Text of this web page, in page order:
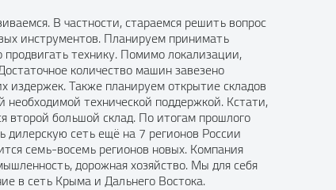
В частности, стараемся решить вопрос
инструментов. Планируем принимать
технику. Помимо локализации,
количество машин завезено
издержек. Также планируем открытие складов
технической поддержкой. Кстати,
второй большой склад. По итогам прошлого
сеть ещё на 7 регионов России
семь-восемь регионов новых. Компания
дорожная хозяйство. Мы для себя
в сеть Крыма и Дальнего Востока.